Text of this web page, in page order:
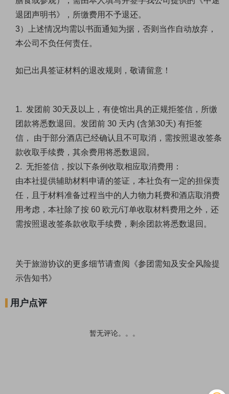
退团声明书》，所缴费用不予退还。
3）上述情况均需以书面通知为据，否则当作自动放弃，
本公司不负任何责任。
如已出具签证材料的退改规则，敬请留意！
1. 发团前 30天及 以上，有使馆出具的正规拒签信，所缴
团款将悉数退回。发团前 30 天内 (含第30天) 有拒签
信， 由于部分酒店已经确认且不可取消，需按照退改签条
款收取手续费，其余费用将悉数退回。
2. 无拒签信，按以下条例收取相应取消费用：
由本社提供辅助材料申请的签证，本社负有一定的担保责
任，且于材料准备过程当中的人力物力耗费和酒店取消费
用考虑，本社除了按 60 欧元/订单收取材料费用之外，还
需按照退改签条款收取手续费，剩余团款将悉数退回。
关于旅游协议的更多细节请查阅《参团需知及安全风险提
示告知书》
用户点评
暂无评论。。。